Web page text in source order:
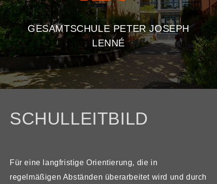
GESAMTSCHULE PETER JOSEPH
LENNÉ
SCHULLEITBILD
Für eine langfristige Orientierung, die in
regelmäßigen Abständen überarbeitet wird und durch